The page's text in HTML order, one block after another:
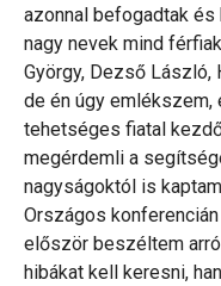
azonnal befogadtak és
nagy nevek mind
György, Dezső László,
de én úgy
tehetséges fiatal
megérdemli a
nagyságoktól is
Országos
először beszéltem
hibákat kell keresni,